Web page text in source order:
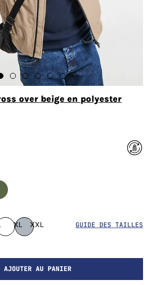
XL XXL GUIDE DES TAILLES
AJOUTER AU PANIER